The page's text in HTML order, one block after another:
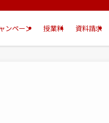
ンペーン 授業料 資料請求